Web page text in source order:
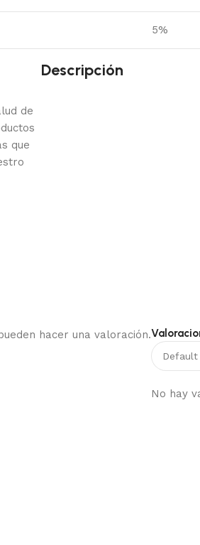
5%
de
que
Descripción
No hay
hacer una valoración.